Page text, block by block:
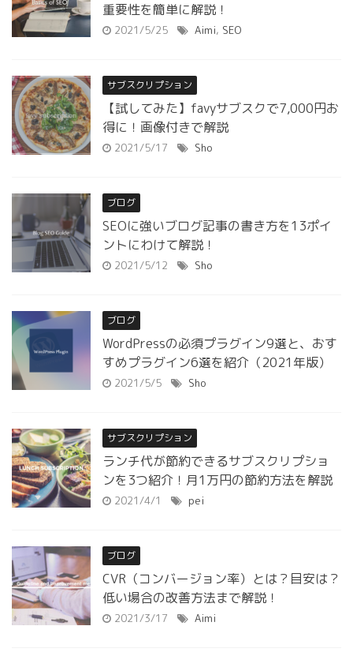
重要性を簡単に解説！
2021/5/25 Aimi, SEO
サブスクリプション
【試してみた】favyサブスクで7,000円お
得に！画像付きで解説
2021/5/17 Sho
ブログ
SEOに強いブログ記事の書き方を13ポイ
ントにわけて解説！
2021/5/12 Sho
ブログ
WordPressの必須プラグイン9選と、おす
すめプラグイン6選を紹介（2021年版）
2021/5/5 Sho
サブスクリプション
ランチ代が節約できるサブスクリプショ
ンを3つ紹介！月1万円の節約方法を解説
2021/4/1 pei
ブログ
CVR（コンバージョン率）とは？目安は？
低い場合の改善方法まで解説！
2021/3/17 Aimi